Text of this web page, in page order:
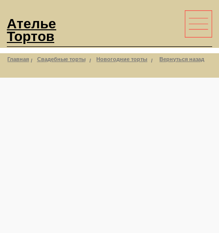
Ателье
Тортов
Главная Свадебные торты